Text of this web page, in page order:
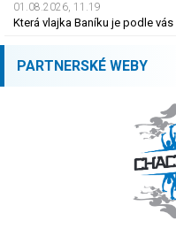
01.08.2026, 11.19
Která vlajka Baníku je podle vás
PARTNERSKÉ WEBY